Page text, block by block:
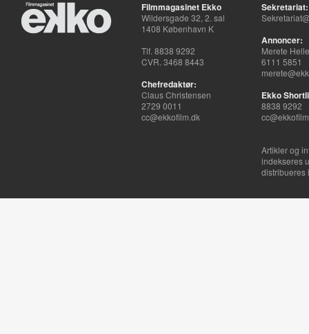
Filmmagasinet Ekko
Wildersgade 32, 2. sal
1408 København K
Tlf. 8838 9292
CVR. 3468 8443
Chefredaktør:
Claus Christensen
2729 0011
cc@ekkofilm.dk
Sekretariat:
Annoncer:
Merete
6111 5851
Ekko
8838 9292
Artikler og
indekseres
distribueres